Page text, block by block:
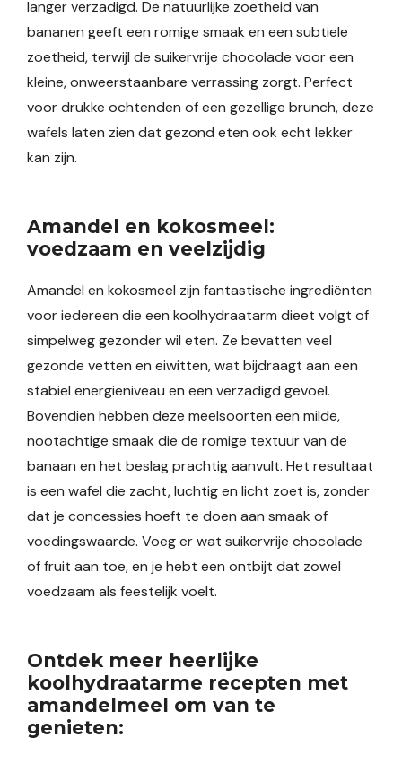
langer verzadigd. De natuurlijke zoetheid van
bananen geeft een romige smaak en een subtiele
zoetheid, terwijl de suikervrije chocolade voor een
kleine, onweerstaanbare verrassing zorgt. Perfect
voor drukke ochtenden of een gezellige brunch, deze
wafels laten zien dat gezond eten ook echt lekker
kan zijn.
Amandel en kokosmeel:
voedzaam en veelzijdig
Amandel en kokosmeel zijn fantastische ingrediënten
voor iedereen die een koolhydraatarm dieet volgt of
simpelweg gezonder wil eten. Ze bevatten veel
gezonde vetten en eiwitten, wat bijdraagt aan een
stabiel energieniveau en een verzadigd gevoel.
Bovendien hebben deze meelsoorten een milde,
nootachtige smaak die de romige textuur van de
banaan en het beslag prachtig aanvult. Het resultaat
is een wafel die zacht, luchtig en licht zoet is, zonder
dat je concessies hoeft te doen aan smaak of
voedingswaarde. Voeg er wat suikervrije chocolade
of fruit aan toe, en je hebt een ontbijt dat zowel
voedzaam als feestelijk voelt.
Ontdek meer heerlijke
koolhydraatarme recepten met
amandelmeel om van te
genieten: